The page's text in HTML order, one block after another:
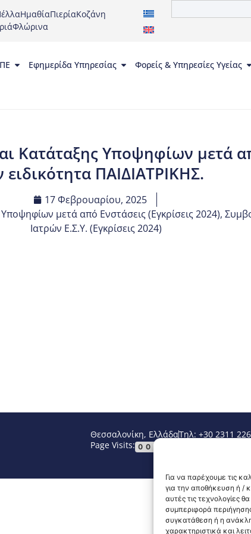
Για να παρέχουμε τις
για την αποθήκευση ή /
αυτές τις τεχνολογίες
συμπεριφορά
συγκατάθεση ή η
χαρακτηριστικά και
ΗμαθίαΠιερίαΚοζάνη
Φλώρινα
Εφημερίδα Υπηρεσίας Φορείς & Υπηρεσίες Υγείας
Κατάταξης Υποψηφίων μετά
ειδικότητα ΠΑΙΔΙΑΤΡΙΚΗΣ.
17 Φεβρουαρίου, 2025
μετά από Ενστάσεις (Εγκρίσεις 2024),
Ιατρών Ε.Σ.Υ. (Εγκρίσεις 2024)
Θεσσαλονίκη, ΕλλάδαΤηλ: +30 2311
Page Visits: 00063